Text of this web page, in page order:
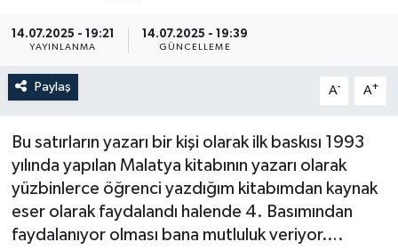
14.07.2025 - 19:21
YAYINLANMA
14.07.2025 - 19:39
GÜNCELLEME
Paylaş A- A+
Bu satırların yazarı bir kişi olarak ilk baskısı 1993
yılında yapılan Malatya kitabının yazarı olarak
yüzbinlerce öğrenci yazdığım kitabımdan kaynak
eser olarak faydalandı halende 4. Basımından
faydalanıyor olması bana mutluluk veriyor….